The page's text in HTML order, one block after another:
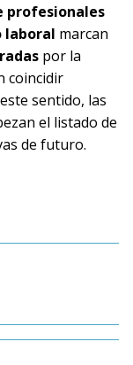
profesionales
laboral marcan
por la
coincidir
sentido, las
el listado de
de futuro.